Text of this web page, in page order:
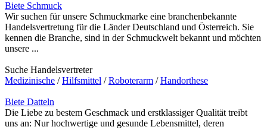
Biete Schmuck
Wir suchen für unsere Schmuckmarke eine branchenbekannte
Handelsvertretung für die Länder Deutschland und Österreich. Sie
kennen die Branche, sind in der Schmuckwelt bekannt und möchten
unsere ...
Suche Handelsvertreter
Medizinische /Hilfsmittel /Roboterarm /Handorthese
Biete Datteln
Die Liebe zu bestem Geschmack und erstklassiger Qualität treibt
uns an: Nur hochwertige und gesunde Lebensmittel, deren